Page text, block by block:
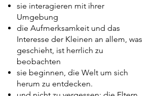
sie interagieren mit ihrer
Umgebung
die Aufmerksamkeit und das
Interesse der Kleinen an allem, was
geschieht, ist herrlich zu
beobachten
sie beginnen, die Welt um sich
herum zu entdecken.